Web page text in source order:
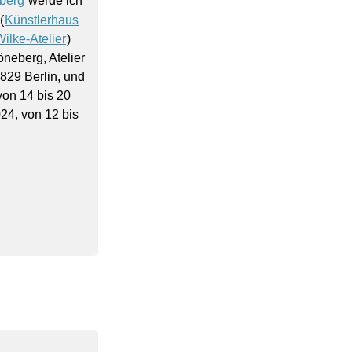
Künstlerhaus
Atelier)
Atelier
Berlin, und
14 bis 20
von 12 bis